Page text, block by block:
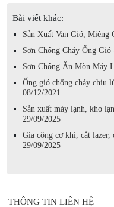
Bài viết khác:
Sản Xuất Van Gió, Miệng
Sơn Chống Cháy Ống Gió
Sơn Chống Ăn Mòn Máy
Ống gió chống cháy chịu
08/12/2021
Sản xuất máy lạnh, kho
29/09/2025
Gia công cơ khí, cắt
29/09/2025
THÔNG TIN LIÊN HỆ